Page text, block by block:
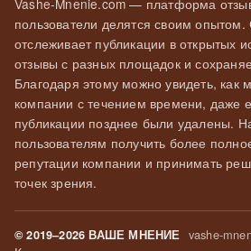
Vashe-Mnenie.com — платформа
пользователи делятся своим опытом.
отслеживает публикации в открытых
отзывы с разных площадок и
Благодаря этому можно увидеть, как
компании с течением времени, даже
публикации позднее были удалены.
пользователям получить более
репутации компании и принимать
точек зрения.
© 2019–2026 ВАШЕ МНЕНИЕ vashe-